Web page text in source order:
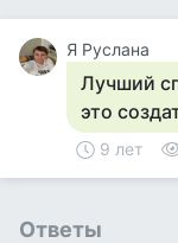
Я Руслана
Лучший
это
9 лет
Ответы